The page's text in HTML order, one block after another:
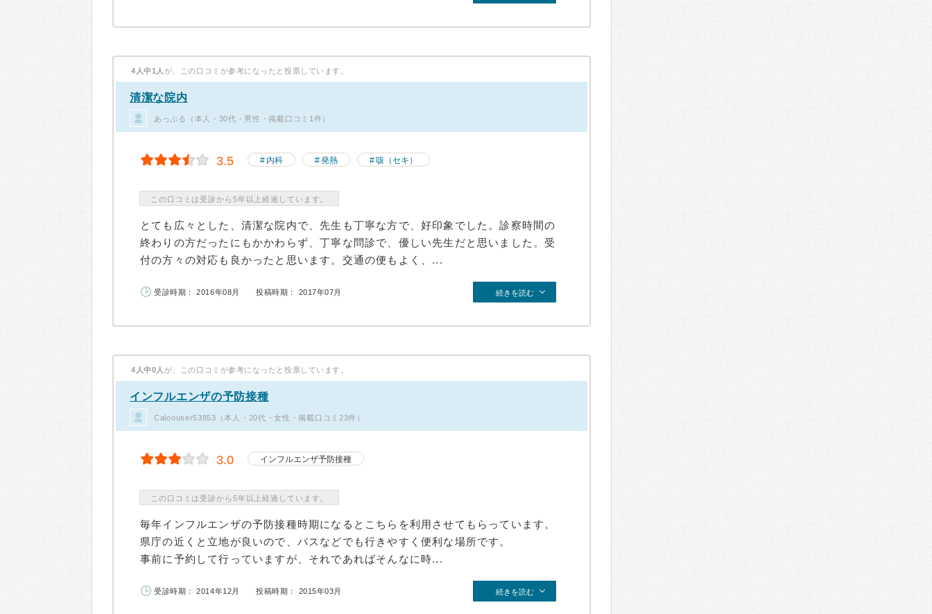
4人中1人 が、この口コミが参考になったと投票しています。
清潔な院内
あっぷる（本人・30代・男性・掲載口コミ1件）
3.5 内科 発熱 咳（セキ）
この口コミは受診から5年以上経過しています。
とても広々とした、清潔な院内で、先生も丁寧な方で、好印象でした。診察時間の
終わりの方だったにもかかわらず、丁寧な問診で、優しい先生だと思いました。受
付の方々の対応も良かったと思います。交通の便もよく、...
受診時期： 2016年08月 投稿時期： 2017年07月 続きを読む
4人中0人 が、この口コミが参考になったと投票しています。
インフルエンザの予防接種
Caloouser53853（本人・20代・女性・掲載口コミ23件）
3.0 インフルエンザ予防接種
この口コミは受診から5年以上経過しています。
毎年インフルエンザの予防接種時期になるとこちらを利用させてもらっています。
県庁の近くと立地が良いので、バスなどでも行きやすく便利な場所です。
事前に予約して行っていますが、それであればそんなに時...
受診時期： 2014年12月 投稿時期： 2015年03月 続きを読む